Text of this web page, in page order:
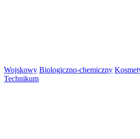
Wojskowy Biologiczno-chemiczny
Technikum